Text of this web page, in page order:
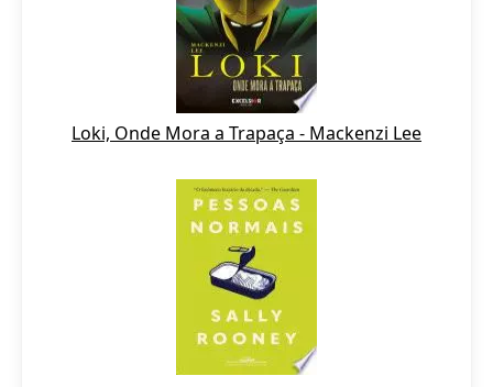
Loki, Onde Mora a Trapaça - Mackenzi Lee